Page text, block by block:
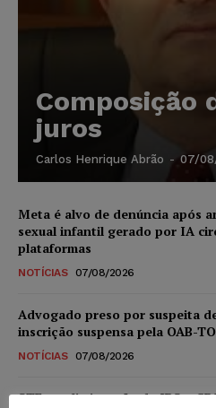
Composição
juros
Carlos Henrique Abrão - 07/
Meta é alvo de denúncia após
sexual infantil gerado por IA
plataformas
NOTÍCIAS 07/08/2026
Advogado preso por suspeita
inscrição suspensa pela OAB-TO
NOTÍCIAS 07/08/2026
STF amplia isenção de IBS e